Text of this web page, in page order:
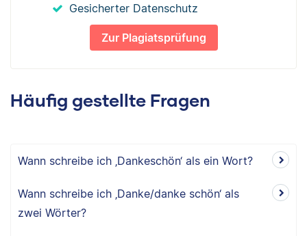
Gesicherter Datenschutz
Zur Plagiatsprüfung
Häufig gestellte Fragen
Wann schreibe ich ‚Dankeschön‘ als ein Wort?
Wann schreibe ich ‚Danke/danke schön‘ als
zwei Wörter?